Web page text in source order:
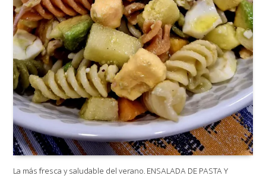
La más fresca y saludable del verano. ENSALADA DE PASTA Y